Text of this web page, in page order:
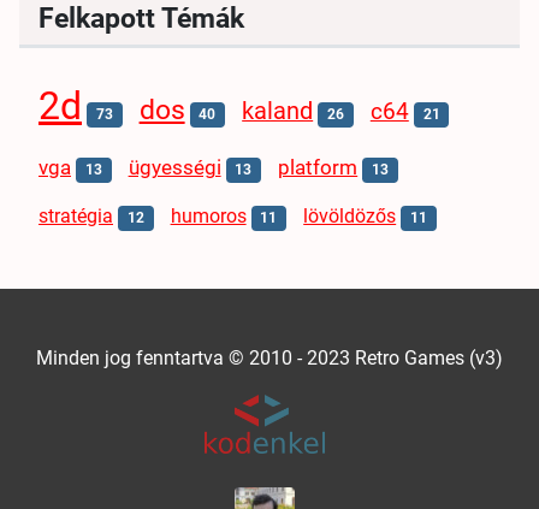
Felkapott Témák
2d 73 dos 40 kaland 26 c64 21
vga 13 ügyességi 13 platform 13
stratégia 12 humoros 11 lövöldözős 11
Minden jog fenntartva © 2010 - 2023 Retro Games (v3)